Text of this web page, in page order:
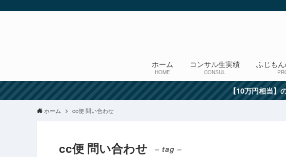
ホーム
HOME
コンサル生実績
CONSUL
ふじも
【10万円相当】
ホーム cc便 問い合わせ
cc便 問い合わせ – tag –